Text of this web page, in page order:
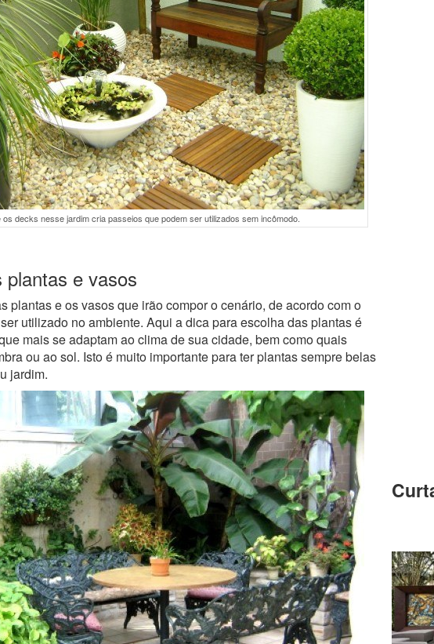
os decks nesse jardim cria passeios que podem ser utilizados sem incômodo.
e vasos
plantas e os vasos que irão compor o cenário, de acordo com o
utilizado no ambiente. Aqui a dica para escolha das plantas é
mais se adaptam ao clima de sua cidade, bem como quais
ou ao sol. Isto é muito importante para ter plantas sempre belas
jardim.